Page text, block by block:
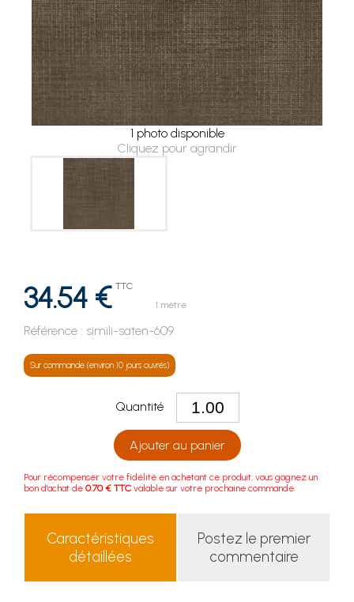
1 photo disponible
Cliquez pour agrandir
34.54 € TTC
1 mètre
Référence : simili-saten-609
Sur commande (environ 10 jours ouvrés)
Quantité
Ajouter au panier
Pour récompenser votre fidélité en achetant ce produit, vous gagnez un
bon d'achat de 0.70 € TTC valable sur votre prochaine commande.
Caractéristiques
détaillées
Postez le premier
commentaire